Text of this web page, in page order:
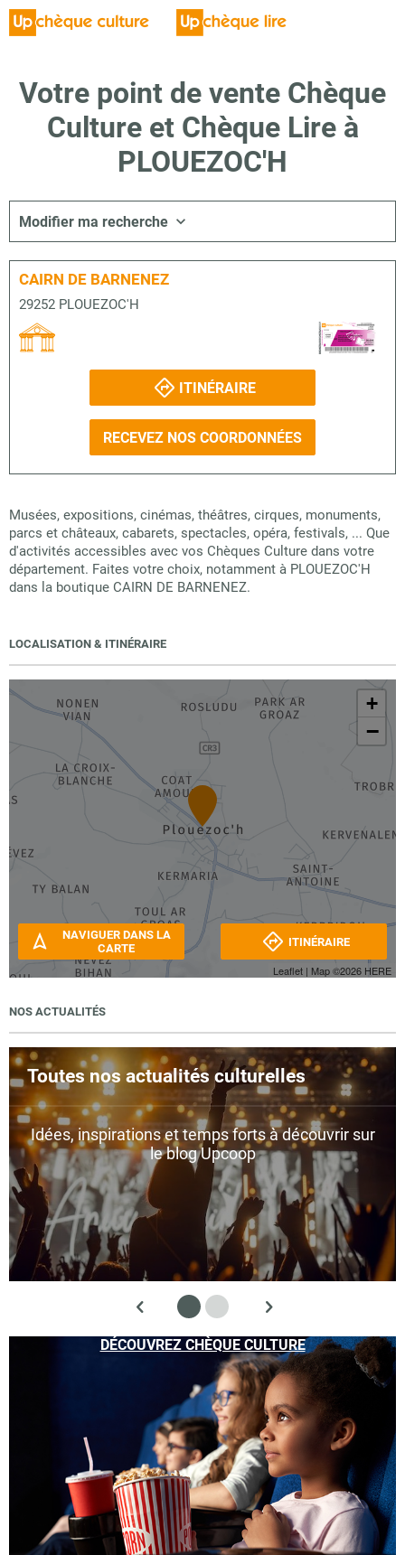
Votre point de vente Chèque
Culture et Chèque Lire à
PLOUEZOC'H
Modifier ma recherche
CAIRN DE BARNENEZ
29252 PLOUEZOC'H
ITINÉRAIRE
RECEVEZ NOS COORDONNÉES
Musées, expositions, cinémas, théâtres, cirques, monuments,
parcs et châteaux, cabarets, spectacles, opéra, festivals, ... Que
d'activités accessibles avec vos Chèques Culture dans votre
département. Faites votre choix, notamment à PLOUEZOC'H
dans la boutique CAIRN DE BARNENEZ.
LOCALISATION & ITINÉRAIRE
+
−
Leaflet | Map ©2026 HERE
NAVIGUER DANS LA
CARTE
ITINÉRAIRE
NOS ACTUALITÉS
Toutes nos actualités culturelles
Idées, inspirations et temps forts à découvrir sur
le blog Upcoop
DÉCOUVREZ CHÈQUE CULTURE